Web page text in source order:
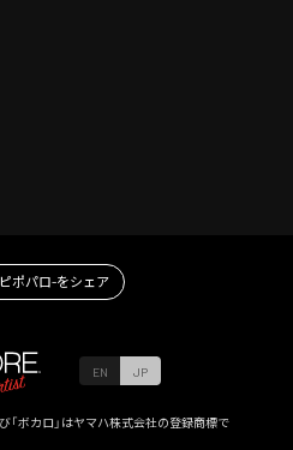
ピポパロ-をシェア
EN JP
「ボカロ」はヤマハ株式会社の登録商標で